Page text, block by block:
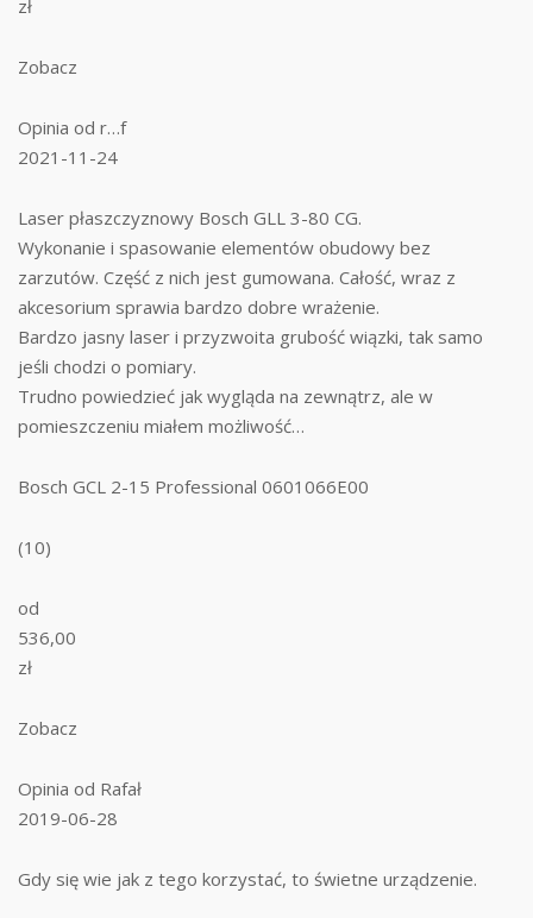
zł
Zobacz
Opinia od r…f
2021-11-24
Laser płaszczyznowy Bosch GLL 3-80 CG.
Wykonanie i spasowanie elementów obudowy bez
zarzutów. Część z nich jest gumowana. Całość, wraz z
akcesorium sprawia bardzo dobre wrażenie.
Bardzo jasny laser i przyzwoita grubość wiązki, tak samo
jeśli chodzi o pomiary.
Trudno powiedzieć jak wygląda na zewnątrz, ale w
pomieszczeniu miałem możliwość…
Bosch GCL 2-15 Professional 0601066E00
(10)
od
536,00
zł
Zobacz
Opinia od Rafał
2019-06-28
Gdy się wie jak z tego korzystać, to świetne urządzenie.